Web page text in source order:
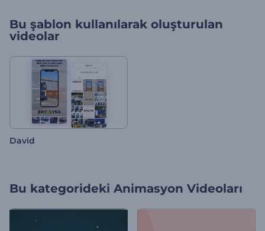
Bu şablon kullanılarak oluşturulan
videolar
David
Bu kategorideki Animasyon Videoları